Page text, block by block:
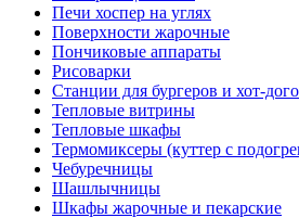
Печи хоспер на углях
Поверхности жарочные
Пончиковые аппараты
Рисоварки
Станции для бургеров и хот-
Тепловые витрины
Тепловые шкафы
Термомиксеры (куттер с
Чебуречницы
Шашлычницы
Шкафы жарочные и пекарские